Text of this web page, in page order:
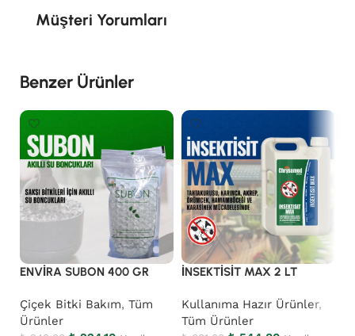
Müşteri Yorumları
Benzer Ürünler
ENVİRA SUBON 400 GR
Çiçek Bitki Bakım, Tüm
Ürünler
İNSEKTİSİT MAX 2 LT
Kullanıma Hazır Ürünler,
Tüm Ürünler